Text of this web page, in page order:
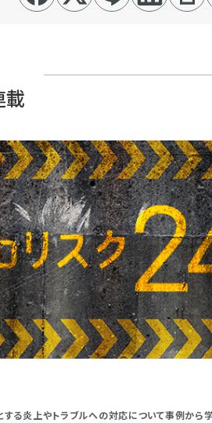
載
る炎上やトラブルへの対応について事例から学